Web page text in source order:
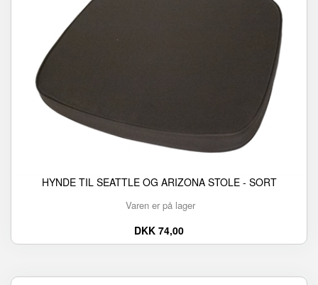
HYNDE TIL SEATTLE OG ARIZONA STOLE - SORT
Varen er på lager
DKK 74,00